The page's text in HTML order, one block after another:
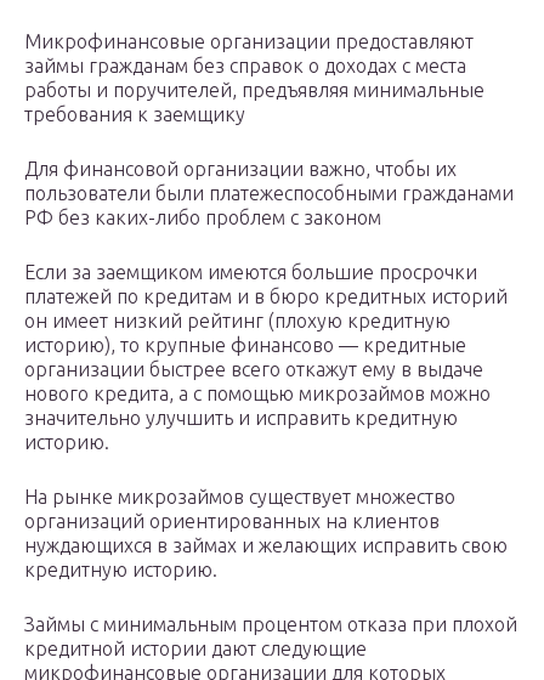
Микрофинансовые организации предоставляют
займы гражданам без справок о доходах с места
работы и поручителей, предъявляя минимальные
требования к заемщику
Для финансовой организации важно, чтобы их
пользователи были платежеспособными гражданами
РФ без каких-либо проблем с законом
Если за заемщиком имеются большие просрочки
платежей по кредитам и в бюро кредитных историй
он имеет низкий рейтинг (плохую кредитную
историю), то крупные финансово — кредитные
организации быстрее всего откажут ему в выдаче
нового кредита, а с помощью микрозаймов можно
значительно улучшить и исправить кредитную
историю.
На рынке микрозаймов существует множество
организаций ориентированных на клиентов
нуждающихся в займах и желающих исправить свою
кредитную историю.
Займы с минимальным процентом отказа при плохой
кредитной истории дают следующие
микрофинансовые организации для которых